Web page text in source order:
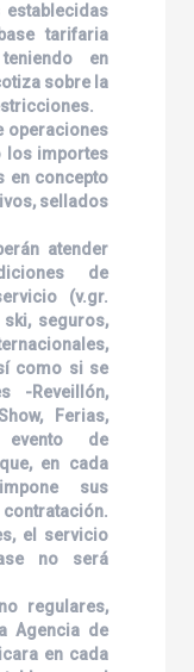
tarifaria
en
sobre la
operaciones
los importes
en concepto
sellados
atender
de
(v.gr.
seguros,
como si se
-Reveillón,
Ferias,
evento de
en cada
sus
el servicio
no será
regulares,
Agencia de
en cada